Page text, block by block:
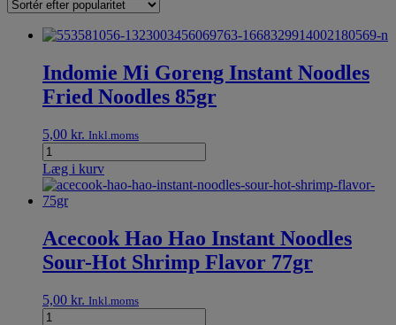
Indomie Mi Goreng Instant Noodles
Fried Noodles 85gr
5,00 kr. Inkl.moms
Læg i kurv
Acecook Hao Hao Instant Noodles
Sour-Hot Shrimp Flavor 77gr
5,00 kr. Inkl.moms